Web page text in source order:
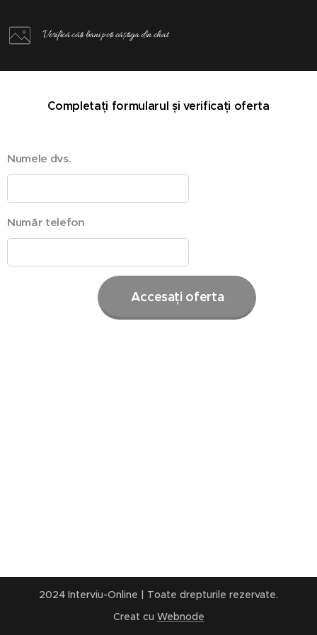
Verifică câți bani poți câștiga din chat
Completați formularul și verificați oferta
Numele dvs.
Număr telefon
Accesați oferta
2024 Interviu-Online | Toate drepturile rezervate.
Creat cu Webnode